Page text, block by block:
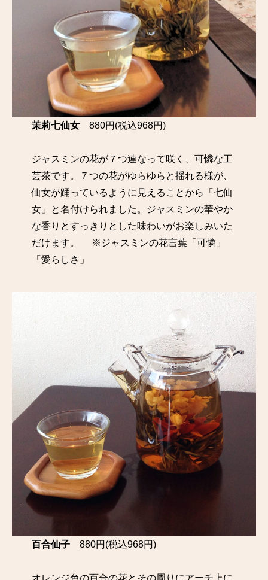
茉莉七仙女880円(税込968円)
ジャスミンの花が７つ連なって咲く、可憐な工
芸茶です。７つの花がゆらゆらと揺れる様が、
仙女が踊っているように見えることから「七仙
女」と名付けられました。ジャスミンの華やか
な香りとすっきりとした味わいがお楽しみいた
だけます。 ※ジャスミンの花言葉「可憐」
「愛らしさ」
百合仙子880円(税込968円)
オレンジ色の百合の花とその周りにアーチ上に